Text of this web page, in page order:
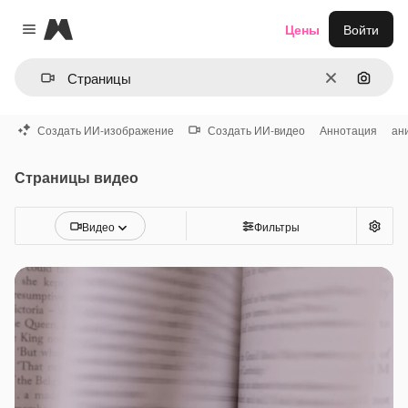
Close menu
Magnific
ОчиститьПоиск
Цены Войти
Создать ИИ-изображение Создать ИИ-видео Аннотация
Страницы видео
Видео Фильтры